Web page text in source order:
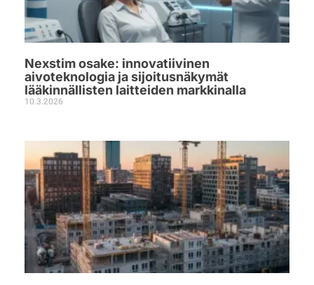
Nexstim osake: innovatiivinen
aivoteknologia ja sijoitusnäkymät
lääkinnällisten laitteiden markkinalla
10.3.2026